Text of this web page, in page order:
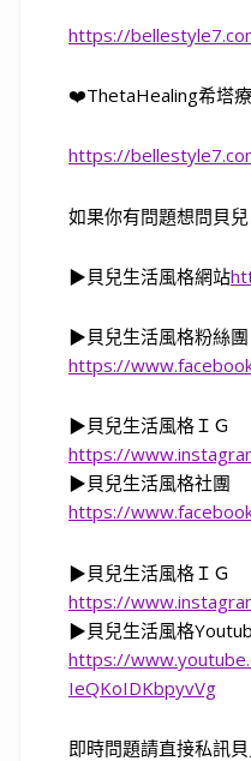
https://
❤️ThetaHealing希塔
https://
如果你有問題想問貝
▶貝兒生活風格網站
▶貝兒生活風格粉絲團
https://
▶貝兒生活風格ＩＧ
https://
▶貝兒生活風格社團
https://
▶貝兒生活風格ＩＧ
https://
▶貝兒生活風格
https://
IeQKoIDKbpyvVg
即時問題請直接私訊